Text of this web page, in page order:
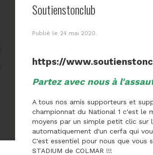
Soutienstonclub
Publié le 24 mai 2020.
https://
Partez avec nous à
A tous nos amis supporteurs et
championnat du National 1 c'est le
moyens par un simple petit clic sur
automatiquement d'un cerfa qui
C'est essentiel pour nous que vous
STADIUM de COLMAR !!!